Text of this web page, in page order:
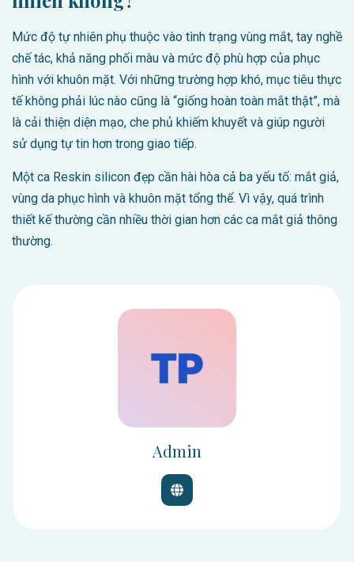
Mức độ tự nhiên phụ thuộc vào tình trạng vùng mắt, tay nghề
chế tác, khả năng phối màu và mức độ phù hợp của phục
hình với khuôn mặt. Với những trường hợp khó, mục tiêu thực
tế không phải lúc nào cũng là “giống hoàn toàn mắt thật”, mà
là cải thiện diện mạo, che phủ khiếm khuyết và giúp người
sử dụng tự tin hơn trong giao tiếp.
Một ca Reskin silicon đẹp cần hài hòa cả ba yếu tố: mắt giả,
vùng da phục hình và khuôn mặt tổng thể. Vì vậy, quá trình
thiết kế thường cần nhiều thời gian hơn các ca mắt giả thông
thường.
Admin